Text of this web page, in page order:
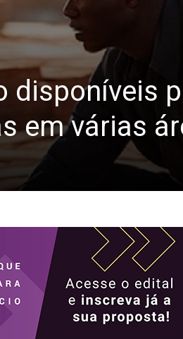
disponíveis
em várias